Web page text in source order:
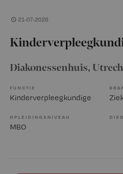
21-07-2026
Diakonessenhuis,
FUNCTIE
Kinderverpleegkundige
OPLEIDINGSNIVEAU
MBO